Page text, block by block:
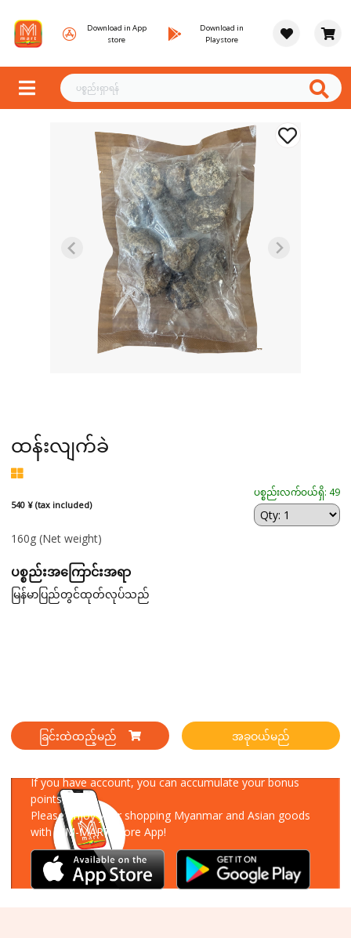
Download in App
store
Download in
Playstore
ထန်းလျက်ခဲ
540 ¥ (tax included)
ပစ္စည်းလက်ဝယ်ရှိ: 49
160g (Net weight)
ပစ္စည်းအကြောင်းအရာ
မြန်မာပြည်တွင်ထုတ်လုပ်သည်
ခြင်းထဲထည့်မည် အခုဝယ်မည်
If you have account, you can accumulate your bonus
points!
Please enjoy your shopping Myanmar and Asian goods
with MM-MART Store App!